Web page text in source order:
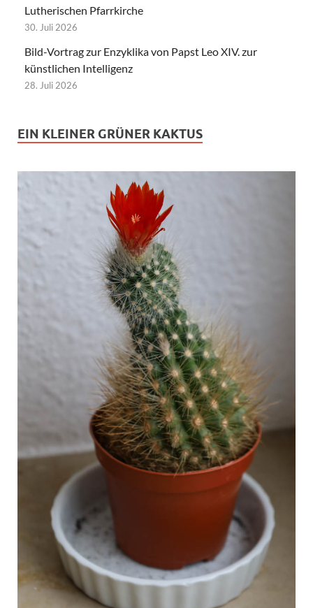
Lutherischen Pfarrkirche
30. Juli 2026
Bild-Vortrag zur Enzyklika von Papst Leo XIV. zur
künstlichen Intelligenz
28. Juli 2026
EIN KLEINER GRÜNER KAKTUS